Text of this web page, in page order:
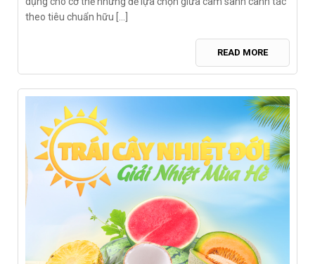
theo tiêu chuẩn hữu [...]
READ MORE